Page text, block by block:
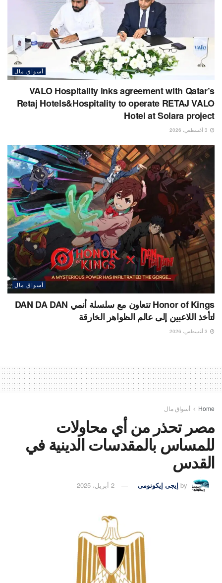
أسواق مال
VALO Hospitality inks agreement with Qatar’s
Retaj Hotels&Hospitality to operate RETAJ VALO
Hotel at Solara project
أسواق مال
Honor of Kings تتعاون مع سلسلة أنمي DAN DA DAN
لتأخذ اللاعبين إلى عالم الظواهر الخارقة
Home أسواق مال
مصر تحذر من أي محاولات
للمساس بالمقدسات الدينية في
القدس
by إيجى إيكونومى 2 أبريل، 2025